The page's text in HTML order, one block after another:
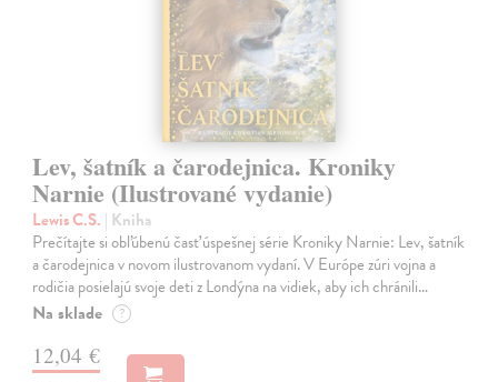
Lev, šatník a čarodejnica. Kroniky
Narnie (Ilustrované vydanie)
Lewis C.S. | Kniha
Prečítajte si obľúbenú časť úspešnej série Kroniky Narnie: Lev, šatník
a čarodejnica v novom ilustrovanom vydaní. V Európe zúri vojna a
rodičia posielajú svoje deti z Londýna na vidiek, aby ich chránili…
Na sklade ?
12,04 €